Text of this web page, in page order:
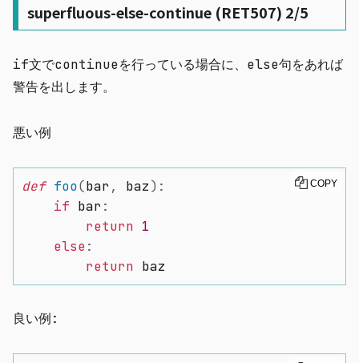
superfluous-else-continue (RET507) 2/5
if文でcontinueを行っている場合に、 else句をあれば
警告を出します。
悪い例
def foo(bar , baz) :
if bar :
return 1
else:
return baz
COPY
良い例: